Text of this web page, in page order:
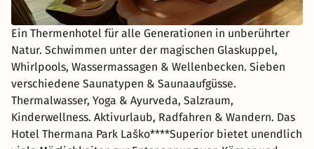
Ein Thermenhotel für alle Generationen in unberührter
Natur. Schwimmen unter der magischen Glaskuppel,
Whirlpools, Wassermassagen & Wellenbecken. Sieben
verschiedene Saunatypen & Saunaaufgüsse.
Thermalwasser, Yoga & Ayurveda, Salzraum,
Kinderwellness. Aktivurlaub, Radfahren & Wandern. Das
Hotel Thermana Park Laško****Superior bietet unendlich